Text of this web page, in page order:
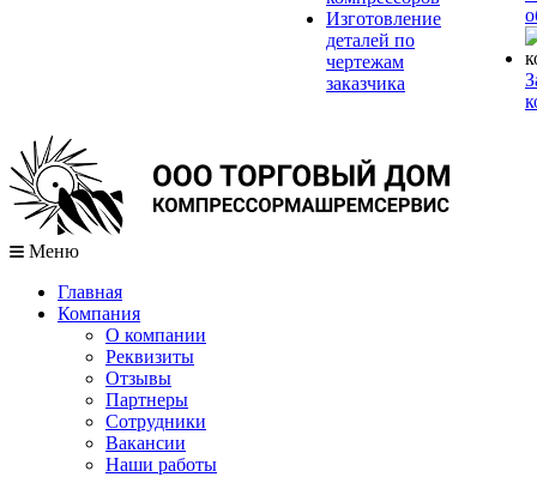
Изготовление
деталей по
чертежам
заказчика
Меню
Главная
Компания
О компании
Реквизиты
Отзывы
Партнеры
Сотрудники
Вакансии
Наши работы